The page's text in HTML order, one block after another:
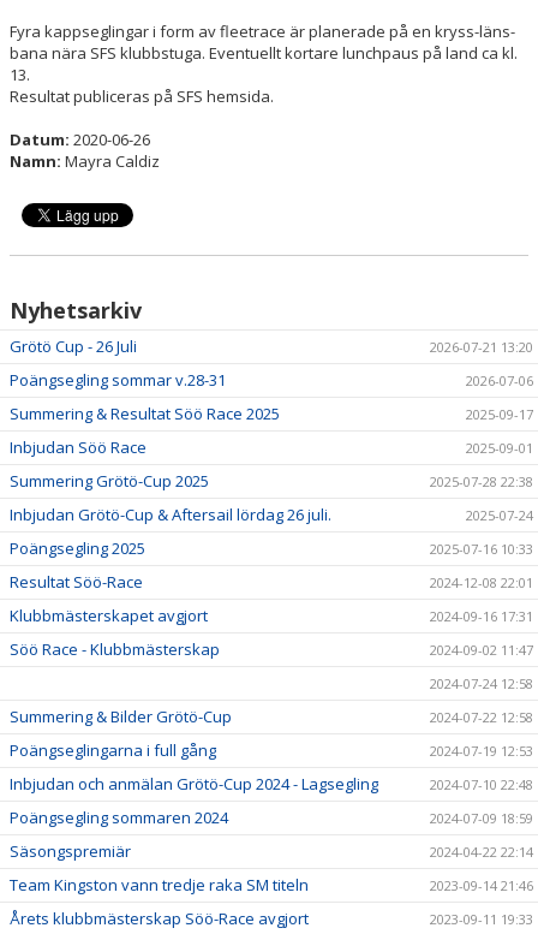
Fyra kappseglingar i form av fleetrace är planerade på en kryss-läns-
bana nära SFS klubbstuga. Eventuellt kortare lunchpaus på land ca kl.
13.
Resultat publiceras på SFS hemsida.
Datum: 2020-06-26
Namn: Mayra Caldiz
Nyhetsarkiv
Grötö Cup - 26 Juli 2026-07-21 13:20
Poängsegling sommar v.28-31 2026-07-06
Summering & Resultat Söö Race 2025 2025-09-17
Inbjudan Söö Race 2025-09-01
Summering Grötö-Cup 2025 2025-07-28 22:38
Inbjudan Grötö-Cup & Aftersail lördag 26 juli. 2025-07-24
Poängsegling 2025 2025-07-16 10:33
Resultat Söö-Race 2024-12-08 22:01
Klubbmästerskapet avgjort 2024-09-16 17:31
Söö Race - Klubbmästerskap
2024-09-02 11:47
2024-07-24 12:58
Summering & Bilder Grötö-Cup 2024-07-22 12:58
Poängseglingarna i full gång 2024-07-19 12:53
Inbjudan och anmälan Grötö-Cup 2024 - Lagsegling 2024-07-10 22:48
Poängsegling sommaren 2024 2024-07-09 18:59
Säsongspremiär 2024-04-22 22:14
Team Kingston vann tredje raka SM titeln 2023-09-14 21:46
Årets klubbmästerskap Söö-Race avgjort 2023-09-11 19:33